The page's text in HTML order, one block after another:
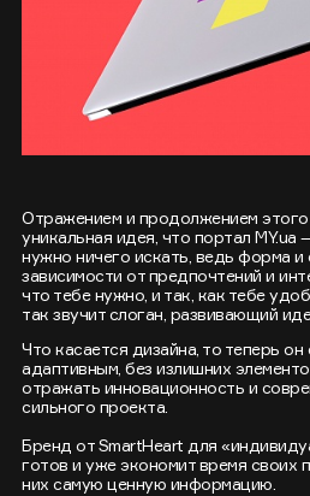
Отражением и продолжением этого
уникальная идея, что портал MY.ua
нужно ничего искать, ведь форма
зависимости от предпочтений и
что тебе нужно, и так, как тебе
так звучит слоган, развивающий
Что касается дизайна, то теперь он
адаптивным, без излишних
отражать инновационность и
сильного проекта.
Бренд от SmartHeart для
готов и уже экономит время своих
них самую ценную информацию.